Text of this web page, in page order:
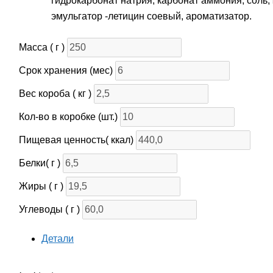
эмульгатор -летицин соевый, ароматизатор.
Масса ( г )
Срок хранения (мес)
Вес короба ( кг )
Кол-во в коробке (шт.)
Пищевая ценность( ккал)
Белки( г )
Жиры ( г )
Углеводы ( г )
Детали